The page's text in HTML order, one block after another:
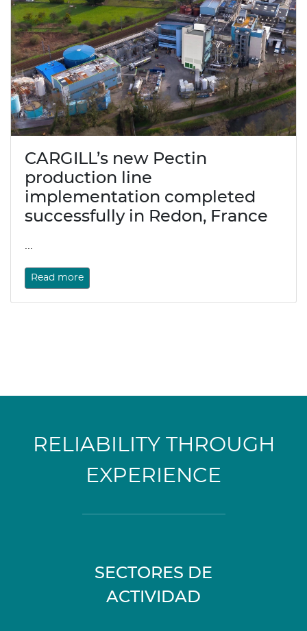
CARGILL’s new Pectin
production line
implementation completed
successfully in Redon, France
Read more
RELIABILITY THROUGH
EXPERIENCE
SECTORES DE
ACTIVIDAD